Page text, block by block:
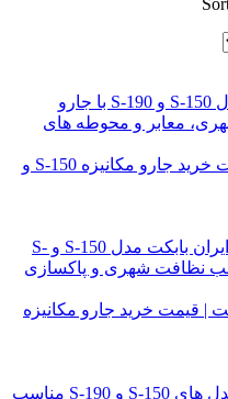
جارو پیشرو ایران بابکت | قیمت خرید جارو مکانیزه S-150 و
| قیمت خرید جارو مکانیزه